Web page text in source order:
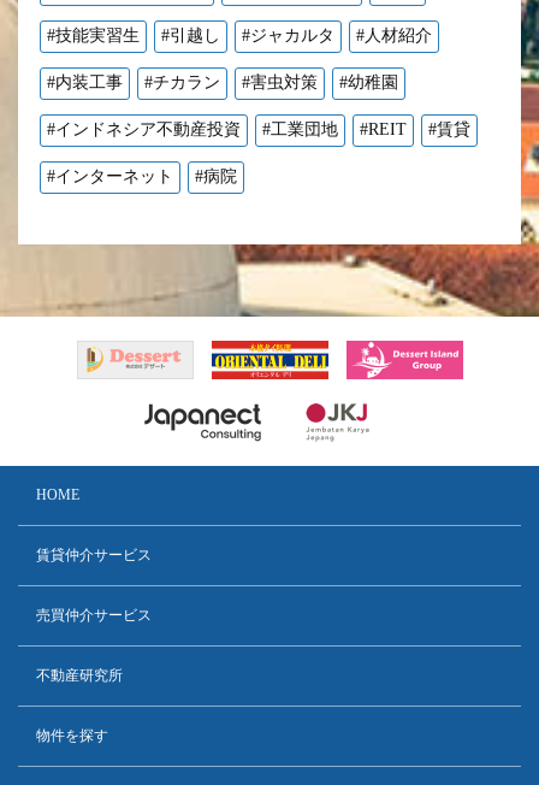
#技能実習生 #引越し #ジャカルタ #人材紹介
#内装工事 #チカラン #害虫対策 #幼稚園
#インドネシア不動産投資 #工業団地 #REIT #賃貸
#インターネット #病院
HOME
賃貸仲介サービス
売買仲介サービス
不動産研究所
物件を探す